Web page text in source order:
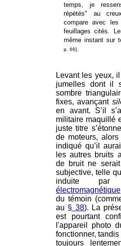
temps, je
répétés" au
compare avec les
feuillages cités.
même instant sur
p. 66]
Levant les yeux,
jumelles dont il
sombre
fixes, avançant
en avant. S’il
militaire maquillé
juste titre
de moteurs,
indiqué qu’il
les autres bruits
de bruit ne
subjective, telle
induite
électromagnétique
du témoin
au § 38). La
est pourtant
l'appareil photo
fonctionner,
toujours